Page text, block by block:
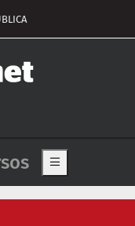
d'usuari
de
Show main